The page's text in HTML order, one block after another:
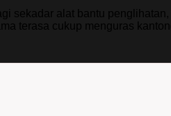
sekadar alat bantu
terasa cukup menguras